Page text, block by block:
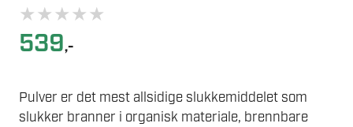
★★★★★
539,-
Pulver er det mest allsidige slukkemiddelet som
slukker branner i organisk materiale, brennbare